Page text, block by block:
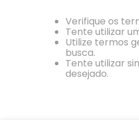
Verifique os
Tente utilizar
Utilize termos
busca.
Tente utilizar
desejado.